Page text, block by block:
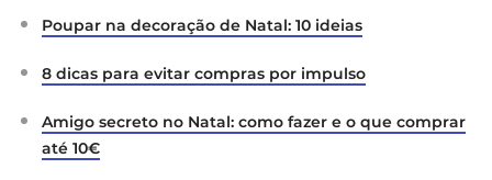
Poupar na decoração de Natal: 10 ideias
8 dicas para evitar compras por impulso
Amigo secreto no Natal: como fazer e o que comprar
até 10€